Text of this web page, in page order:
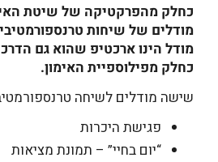
כחלק מהפרקטיקה של שיטת
מודלים של שיחות
מודל הינו ארכטיפ שהוא גם
כחלק מפילוספיית האימון.
שישה מודלים לשיחה
פגישת היכרות
“יום בחיי” – תמונת מציאות